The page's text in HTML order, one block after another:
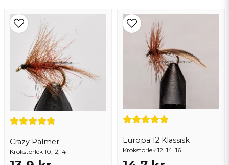
Crazy Palmer
Krokstorlek 10,12,14
Europa 12 Klassisk
Krokstorlek 12, 14, 16
email
Mejladress
Ja, ni får publicera min fråga